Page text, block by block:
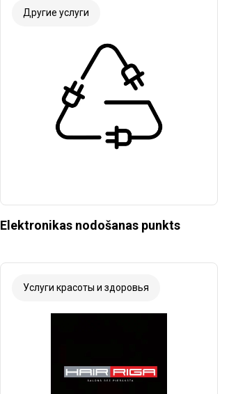
Другие услуги
Elektronikas nodošanas punkts
Услуги красоты и здоровья